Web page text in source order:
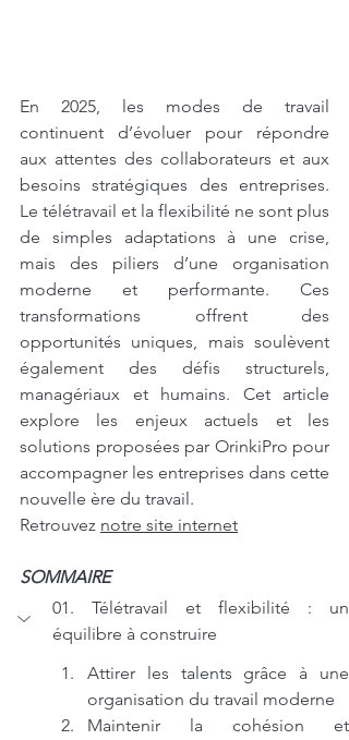
En 2025, les modes de travail
continuent d’évoluer pour répondre
aux attentes des collaborateurs et aux
besoins stratégiques des entreprises.
Le télétravail et la flexibilité ne sont plus
de simples adaptations à une crise,
mais des piliers d’une organisation
moderne et performante. Ces
transformations offrent des
opportunités uniques, mais soulèvent
également des défis structurels,
managériaux et humains. Cet article
explore les enjeux actuels et les
solutions proposées par OrinkiPro pour
accompagner les entreprises dans cette
nouvelle ère du travail.
Retrouvez notre site internet
SOMMAIRE
01. Télétravail et flexibilité : un
équilibre à construire
Attirer les talents grâce à une
organisation du travail moderne
Maintenir la cohésion et